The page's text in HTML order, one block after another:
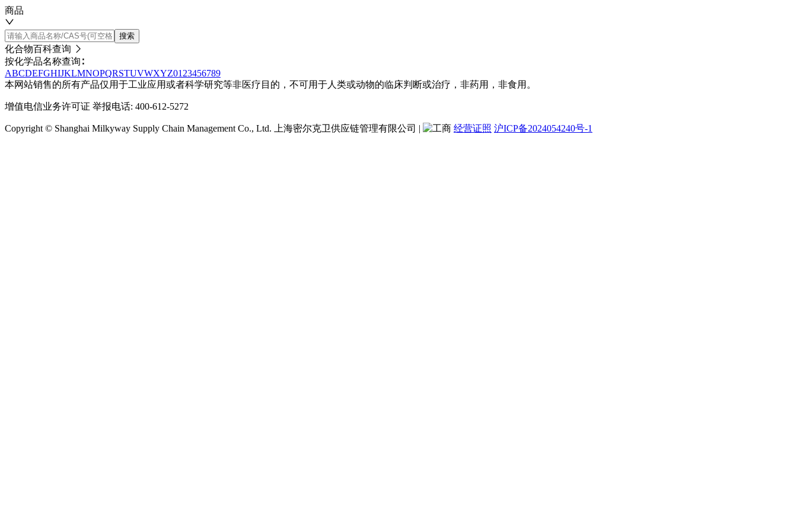
商品
搜索
化合物百科查询
按化学品名称查询∶
ABCDEFGHIJKLMNOPQRSTUVWXYZ01 23456789
本网站销售的所有产品仅用于工业应用或者科学研究等非医疗目的，不可用于人类或动物的临床判断或治疗，非药用，非食用。
增值电信业务许可证 举报电话: 400-612-5272
Copyright © Shanghai Milkyway Supply Chain Management Co., Ltd. 上海密尔克卫供应链管理有限公司 | 经营证照 沪ICP备2024054240号-1